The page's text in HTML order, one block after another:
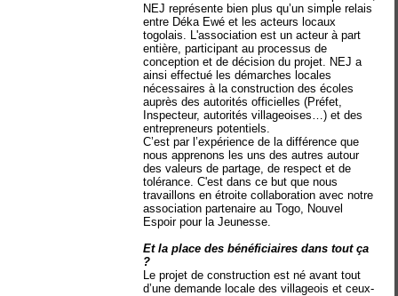
NEJ représente bien plus qu’un simple relais
entre Déka Ewé et les acteurs locaux
togolais. L'association est un acteur à part
entière, participant au processus de
conception et de décision du projet. NEJ a
ainsi effectué les démarches locales
nécessaires à la construction des écoles
auprès des autorités officielles (Préfet,
Inspecteur, autorités villageoises…) et des
entrepreneurs potentiels.
C’est par l’expérience de la différence que
nous apprenons les uns des autres autour
des valeurs de partage, de respect et de
tolérance. C'est dans ce but que nous
travaillons en étroite collaboration avec notre
association partenaire au Togo, Nouvel
Espoir pour la Jeunesse.
Et la place des bénéficiaires dans tout ça
?
Le projet de construction est né avant tout
d’une demande locale des villageois et ceux-